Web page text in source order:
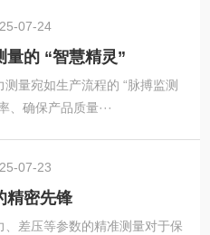
07-24
的 “智慧精灵”
量宛如生产流程的 “脉搏监测
、确保产品质量···
07-23
精密先锋
差压等参数的精准测量对于保